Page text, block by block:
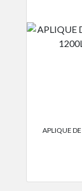
APLIQUE